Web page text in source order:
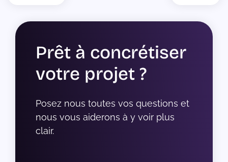
Prêt à concrétiser
votre projet ?
Posez nous toutes vos questions et
nous vous aiderons à y voir plus
clair.